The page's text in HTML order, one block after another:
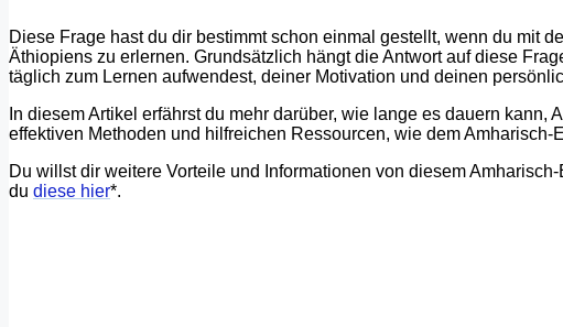
Diese Frage hast du dir bestimmt schon einmal gestellt, wenn du mit
Äthiopiens zu erlernen. Grundsätzlich hängt die Antwort auf diese
täglich zum Lernen aufwendest, deiner Motivation und deinen
In diesem Artikel erfährst du mehr darüber, wie lange es dauern
effektiven Methoden und hilfreichen Ressourcen, wie dem
Du willst dir weitere Vorteile und Informationen von diesem
du diese hier*.